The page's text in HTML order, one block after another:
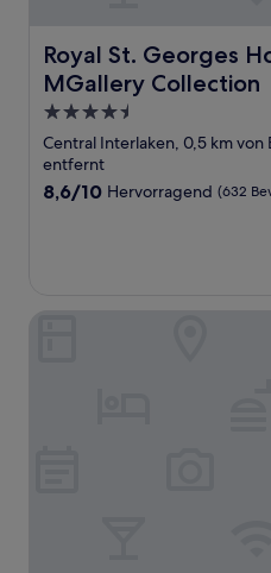
Royal St. Georges
MGallery Collection
Royal St. Georges Hotel
4.5-
Sterne-
Unterkunft
Central Interlaken, 0,5 km
entfernt
8.6
8,6/10 Hervorragend (632